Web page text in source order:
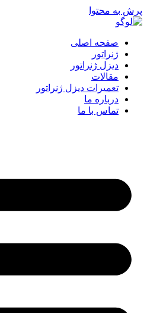
پرش به محتوا
صفحه اصلی
ژنراتور
دیزل ژنراتور
مقالات
تعمیرات دیزل ژنراتور
درباره ما
تماس با ما